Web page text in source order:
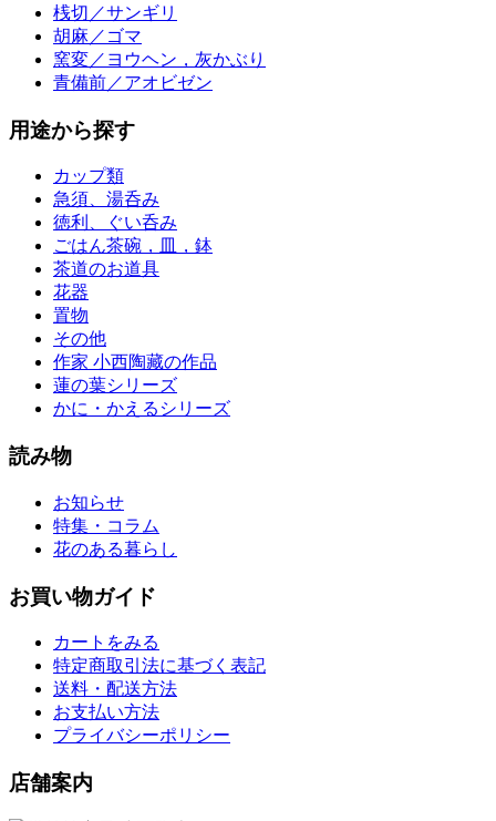
桟切／サンギリ
胡麻／ゴマ
窯変／ヨウヘン，灰かぶり
青備前／アオビゼン
用途から探す
カップ類
急須、湯呑み
徳利、ぐい呑み
ごはん茶碗，皿，鉢
茶道のお道具
花器
置物
その他
作家 小西陶藏の作品
蓮の葉シリーズ
かに・かえるシリーズ
読み物
お知らせ
特集・コラム
花のある暮らし
お買い物ガイド
カートをみる
特定商取引法に基づく表記
送料・配送方法
お支払い方法
プライバシーポリシー
店舗案内